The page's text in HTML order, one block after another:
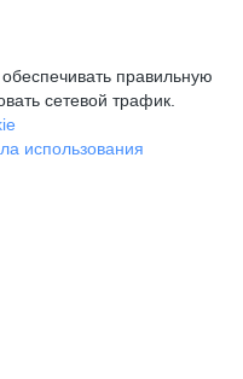
правильную
сетевой трафик.
использования